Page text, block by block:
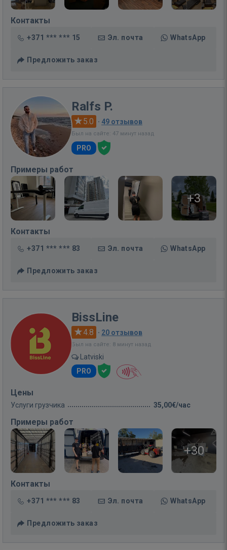
Контакты
+371 *** *** 15 Эл. почта WhatsApp
Предложить заказ
Ralfs P.
5.0 · 49 отзывов
Был на сайте: 47 минут назад
PRO
Примеры работ
+3
Контакты
+371 *** *** 83 Эл. почта WhatsApp
Предложить заказ
BissLine
4.8 · 20 отзывов
Был на сайте: 8 минут назад
Latviski
PRO
Цены
Услуги грузчика 35,00€/час
Примеры работ
+30
Контакты
+371 *** *** 83 Эл. почта WhatsApp
Предложить заказ